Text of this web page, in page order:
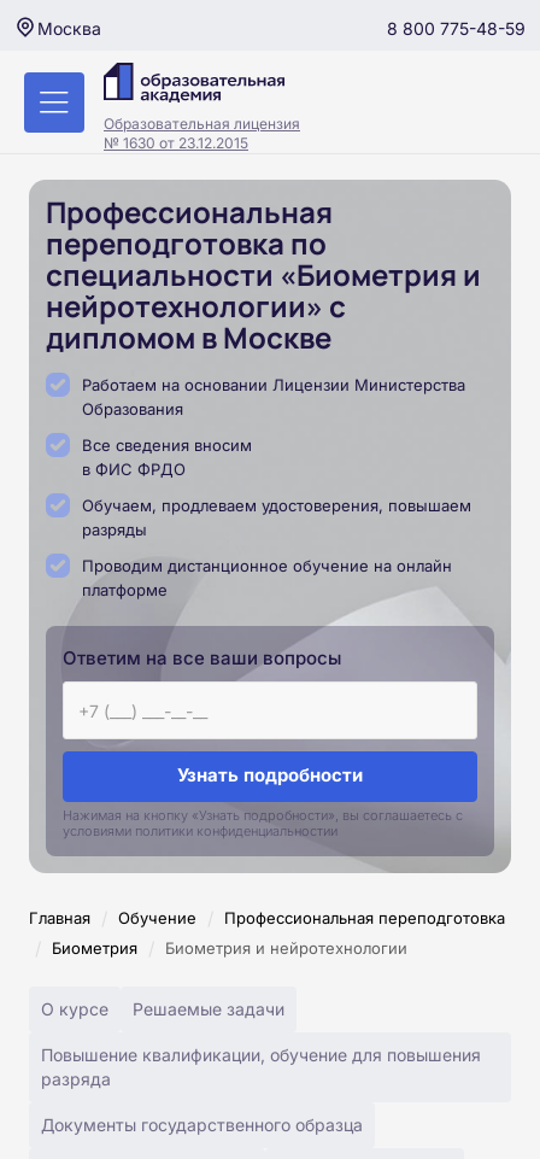
Москва 8 800 775-48-59
Образовательная лицензия
№ 1630 от 23.12.2015
Профессиональная
переподготовка по
специальности «Биометрия и
нейротехнологии» с
дипломом в Москве
Работаем на основании Лицензии Министерства
Образования
Все сведения вносим
в ФИС ФРДО
Обучаем, продлеваем удостоверения, повышаем
разряды
Проводим дистанционное обучение на онлайн
платформе
Ответим на все ваши вопросы
Узнать подробности
Нажимая на кнопку «Узнать подробности», вы соглашаетесь с
условиями политики конфиденциальностии
Главная / Обучение / Профессиональная переподготовка
/ Биометрия / Биометрия и нейротехнологии
О курсе Решаемые задачи
Повышение квалификации, обучение для повышения
разряда
Документы государственного образца